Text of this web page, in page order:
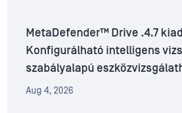
MetaDefender™ Drive .4.7
Konfigurálható intelligens
szabályalapú
Aug 4, 2026